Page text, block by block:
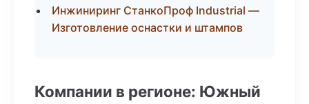
Инжиниринг СтанкоПроф Industrial —
Изготовление оснастки и штампов
Компании в регионе: Южный